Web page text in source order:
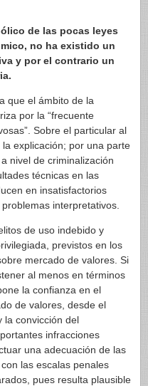
de las pocas leyes
no ha existido un
y por el contrario un
que el ámbito de la
por la “frecuente
Sobre el particular al
explicación; por una parte
nivel de criminalización
técnicas en las
en insatisfactorios
interpretativos.
de uso indebido y
previstos en los
mercado de valores. Si
al menos en términos
la confianza en el
de valores, desde el
la convicción del
infracciones
una adecuación de las
las escalas penales
pues resulta plausible